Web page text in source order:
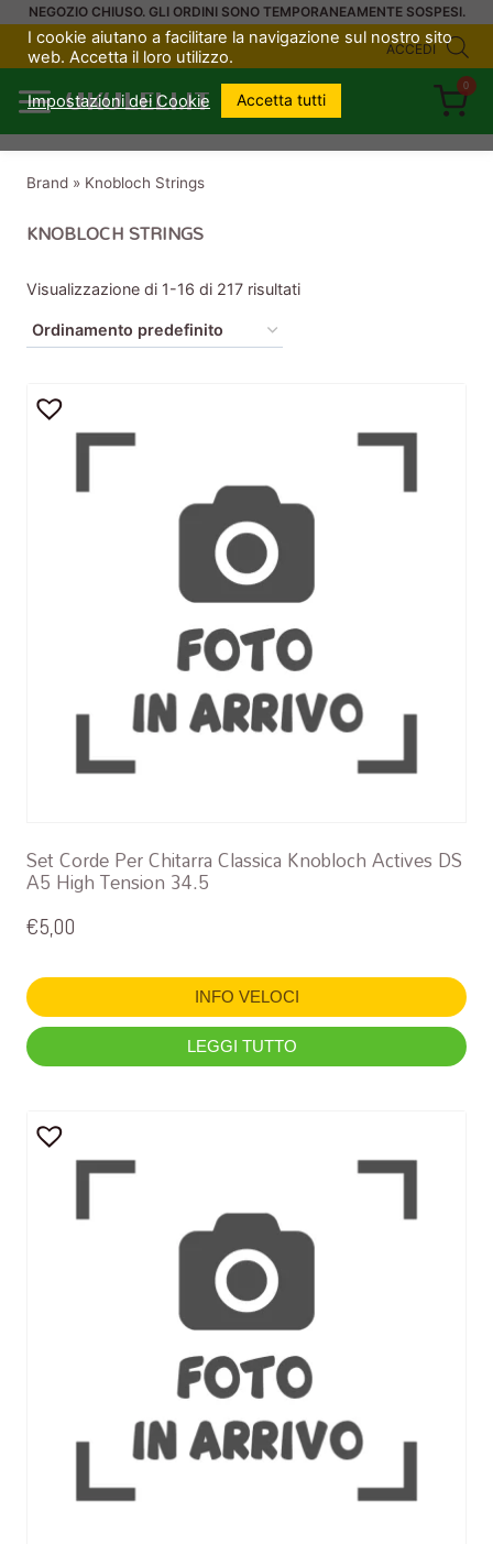
SaltaNEGOZIO CHIUSO. GLI ORDINI SONO TEMPORANEAMENTE SOSPESI.
ACCEDI
UKULELI.IT
0
Brand » Knobloch Strings
KNOBLOCH STRINGS
Visualizzazione di 1-16 di 217 risultati
Set Corde Per Chitarra Classica Knobloch Actives DS
A5 High Tension 34.5
€5,00
INFO VELOCI
LEGGI TUTTO
I cookie aiutano a facilitare la navigazione sul nostro sito
web. Accetta il loro utilizzo.
Impostazioni dei Cookie Accetta tutti